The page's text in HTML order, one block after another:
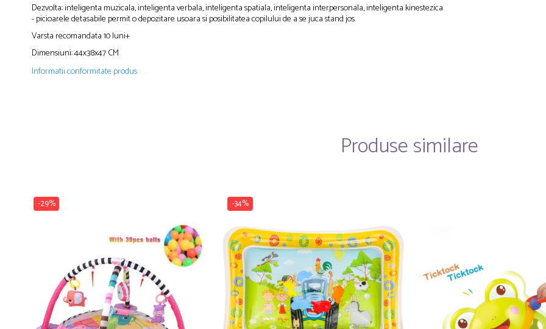
Dezvolta: inteligenta muzicala, inteligenta verbala, inteligenta spatiala, inteligenta interpersonala, inteligenta kinestezica
- picioarele detasabile permit o depozitare usoara si posibilitatea copilului de a se juca stand jos.
Varsta recomandata 10 luni+
Dimensiuni: 44x38x47 CM
Informatii conformitate produs
Produse similare
-29% -34%